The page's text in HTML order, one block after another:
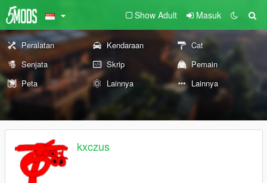
Show Adult Masuk
Peralatan Kendaraan
Cat
Senjata
Skrip
Pemain
Peta
Lainnya Lainnya
kxczus